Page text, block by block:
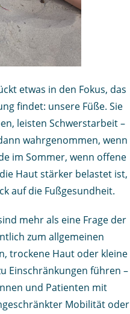
etwas in den Fokus, das
findet: unsere Füße. Sie
leisten Schwerstarbeit –
wahrgenommen, wenn
im Sommer, wenn offene
Haut stärker belastet ist,
auf die Fußgesundheit.
mehr als eine Frage der
zum allgemeinen
trockene Haut oder kleine
Einschränkungen führen –
und Patienten mit
Mobilität oder